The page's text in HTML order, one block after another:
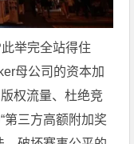
举完全站得住
母公司的资本加
权流量、杜绝竞
第三方高额附加奖